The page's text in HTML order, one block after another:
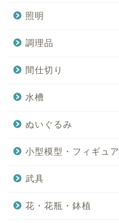
照明
調理品
間仕切り
水槽
ぬいぐるみ
小型模型・フィギュア
武具
花・花瓶・鉢植